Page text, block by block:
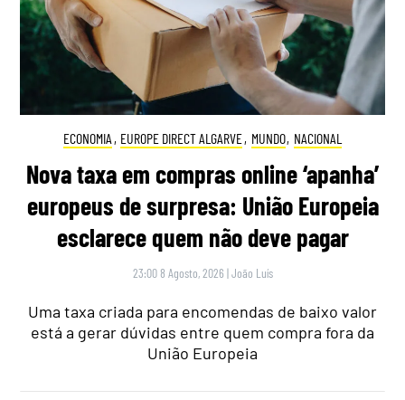
ECONOMIA , EUROPE DIRECT ALGARVE, MUNDO, NACIONAL
Nova taxa em compras online ‘apanha’
europeus de surpresa: União Europeia
esclarece quem não deve pagar
23:00 8 Agosto, 2026 |João Luís
Uma taxa criada para encomendas de baixo valor
está a gerar dúvidas entre quem compra fora da
União Europeia